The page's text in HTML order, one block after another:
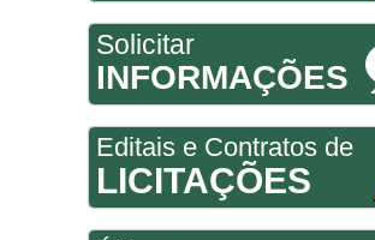
Solicitar
INFORMAÇÕES
Editais e Contratos de
LICITAÇÕES